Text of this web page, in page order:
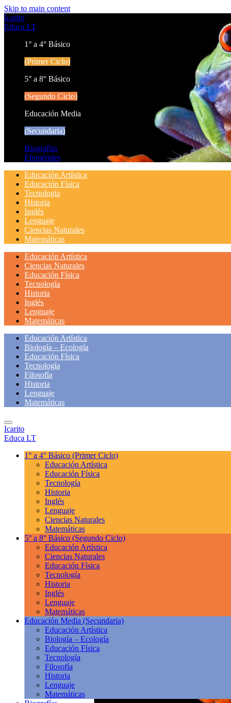
Skip to main content
Icarito
Educa LT
1° a 4° Básico
(Primer Ciclo)
5° a 8° Básico
(Segundo Ciclo)
Educación Media
(Secundaria)
Biografías
Efemérides
Educación Artística
Educación Física
Tecnología
Historia
Inglés
Lenguaje
Ciencias Naturales
Matemáticas
Educación Artística
Ciencias Naturales
Educación Física
Tecnología
Historia
Inglés
Lenguaje
Matemáticas
Educación Artística
Biología – Ecología
Educación Física
Tecnología
Filosofía
Historia
Lenguaje
Matemáticas
Icarito
Educa LT
1° a 4° Básico (Primer Ciclo)
Educación Artística
Educación Física
Tecnología
Historia
Inglés
Lenguaje
Ciencias Naturales
Matemáticas
5° a 8° Básico (Segundo Ciclo)
Educación Artística
Ciencias Naturales
Educación Física
Tecnología
Historia
Inglés
Lenguaje
Matemáticas
Educación Media (Secundaria)
Educación Artística
Biología – Ecología
Educación Física
Tecnología
Filosofía
Historia
Lenguaje
Matemáticas